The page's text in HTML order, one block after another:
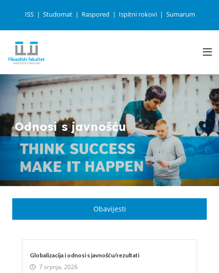
ISS Studomat Raspored Ispitni rokovi Sumarum
Odnosi s javnošću
Obavijesti
Globalizacija i odnosi s javnošću/rezultati
7 srpnja, 2026